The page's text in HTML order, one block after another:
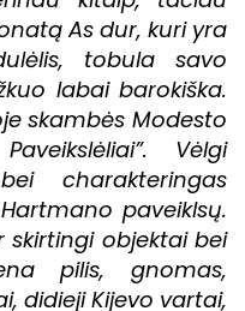
As dur, kuri yra
tobula savo
labai barokiška.
skambės Modesto
Vėlgi
charakteringas
paveiklsų.
skirtingi objektai bei
pilis, gnomas,
didieji Kijevo vartai,